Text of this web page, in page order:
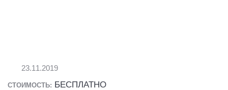
23.11.2019
СТОИМОСТЬ: БЕСПЛАТНО